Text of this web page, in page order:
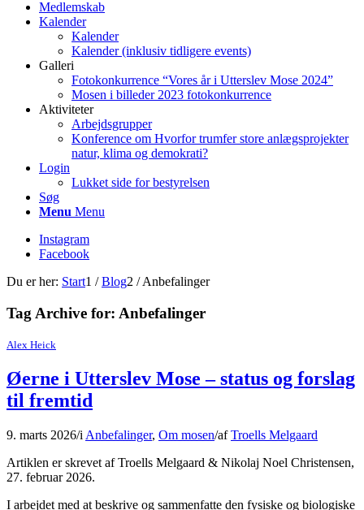
Medlemskab
Kalender
Kalender
Kalender (inklusiv tidligere events)
Galleri
Fotokonkurrence “Vores år i Utterslev Mose 2024”
Mosen i billeder 2023 fotokonkurrence
Aktiviteter
Arbejdsgrupper
Konference om Hvorfor trumfer store anlægsprojekter
natur, klima og demokrati?
Login
Lukket side for bestyrelsen
Søg
Menu Menu
Instagram
Facebook
Du er her: Start1 / Blog2 / Anbefalinger
Tag Archive for: Anbefalinger
Alex Heick
Øerne i Utterslev Mose – status og forslag
til fremtid
9. marts 2026/i Anbefalinger, Om mosen/afTroells Melgaard
Artiklen er skrevet af Troells Melgaard & Nikolaj Noel Christensen,
27. februar 2026.
I arbejdet med at beskrive og sammenfatte den fysiske og biologiske